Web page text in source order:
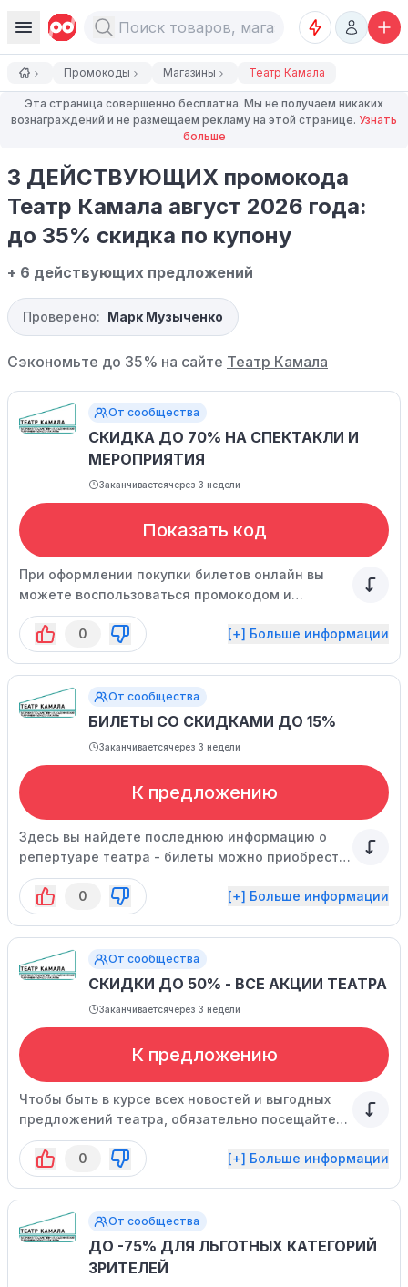
Промокоды Магазины Театр Камала
Эта страница совершенно бесплатна. Мы не получаем никаких
вознаграждений и не размещаем рекламу на этой странице. Узнать
больше
3 ДЕЙСТВУЮЩИХ промокода
Театр Камала август 2026 года:
до 35% скидка по купону
+ 6 действующих предложений
Проверено: Марк Музыченко
Сэкономьте до 35% на сайте Театр Камала
От сообщества
СКИДКА ДО 70% НА СПЕКТАКЛИ И
МЕРОПРИЯТИЯ
Заканчиваетсячерез 3 недели
Показать код
При оформлении покупки билетов онлайн вы
можете воспользоваться промокодом и
получить скидку 10, 20, 30, 50 или даже 70%!
Торопитесь, количество использований
специального предложения ограничено.
0 [+] Больше информации
От сообщества
БИЛЕТЫ СО СКИДКАМИ ДО 15%
Заканчиваетсячерез 3 недели
К предложению
Здесь вы найдете последнюю информацию о
репертуаре театра - билеты можно приобрести
по выгодной цене, которая уже включает
скидку.
0 [+] Больше информации
От сообщества
СКИДКИ ДО 50% - ВСЕ АКЦИИ ТЕАТРА
Заканчиваетсячерез 3 недели
К предложению
Чтобы быть в курсе всех новостей и выгодных
предложений театра, обязательно посещайте
главную страницу нашего сайта.
0
[+] Больше информации
От сообщества
ДО -75% ДЛЯ ЛЬГОТНЫХ КАТЕГОРИЙ
ЗРИТЕЛЕЙ